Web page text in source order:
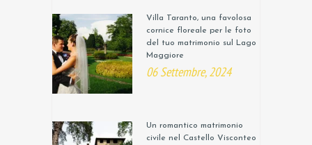
Villa Taranto, una favolosa
cornice floreale per le foto
del tuo matrimonio sul Lago
Maggiore
06 Settembre, 2024
Un romantico matrimonio
civile nel Castello Visconteo